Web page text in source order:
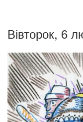
Вівторок, 6